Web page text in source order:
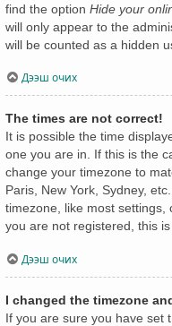
find the option Hide your
will only appear to the
will be counted as a hidden
Дээш очих
The times are not correct!
It is possible the time
one you are in. If this is the
change your timezone to
Paris, New York, Sydney,
timezone, like most
you are not registered, this
Дээш очих
I changed the timezone
If you are sure you have set